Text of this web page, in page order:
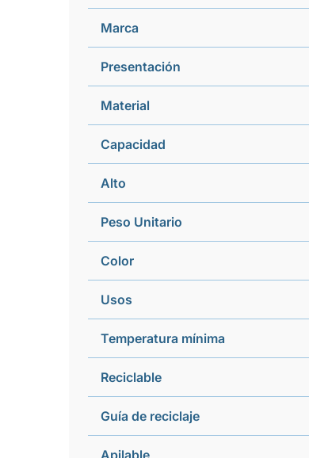
Marca
Presentación
Material
Capacidad
Alto
Peso Unitario
Color
Usos
Temperatura mínima
Reciclable
Guía de reciclaje
Apilable